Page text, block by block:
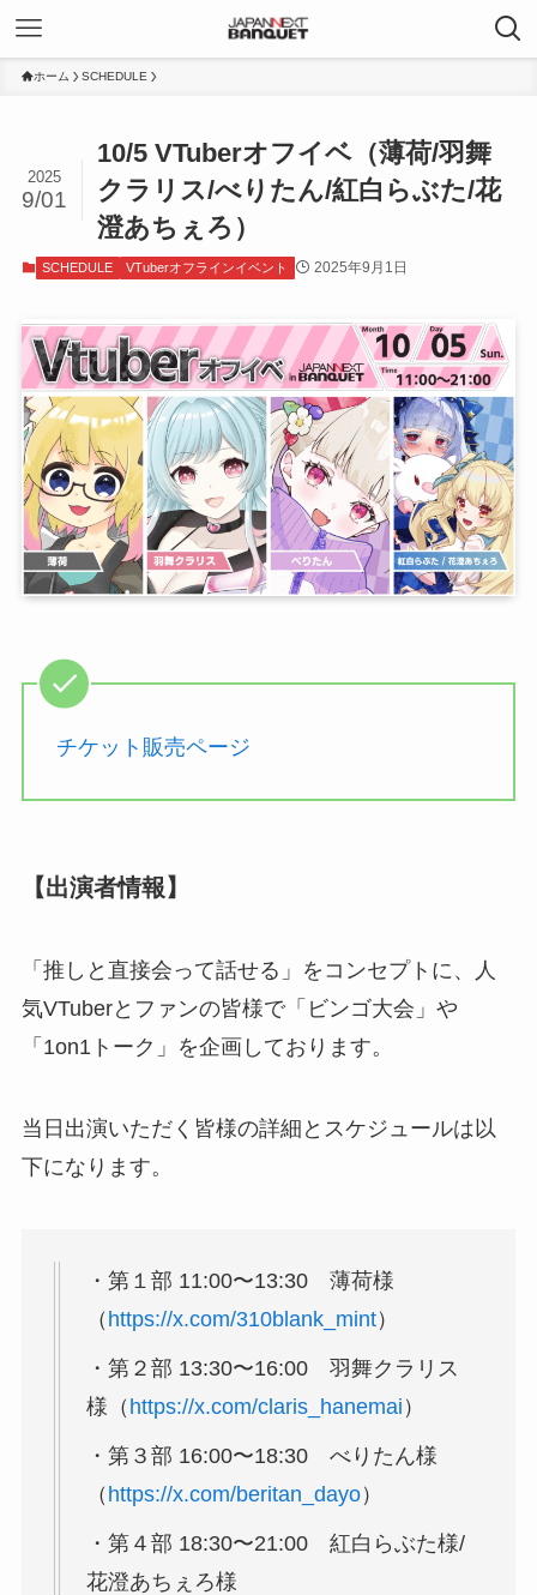
ホーム SCHEDULE
10/5 VTuberオフイベ（薄荷/羽舞
クラリス/べりたん/紅白らぶた/花
澄あちぇろ）
2025
9/01
SCHEDULE VTuberオフラインイベント 2025年9月1日
チケット販売ページ
【出演者情報】
「推しと直接会って話せる」をコンセプトに、人
気VTuberとファンの皆様で「ビンゴ大会」や
「1on1トーク」を企画しております。
当日出演いただく皆様の詳細とスケジュールは以
下になります。
・第１部 11:00〜13:30 薄荷様
（ https://x.com/310blank_mint）
・第２部 13:30〜16:00 羽舞クラリス
様（ https://x.com/claris_hanemai ）
・第３部 16:00〜18:30 べりたん様
（ https://x.com/beritan_dayo）
・第４部 18:30〜21:00 紅白らぶた様/
花澄あちぇろ様